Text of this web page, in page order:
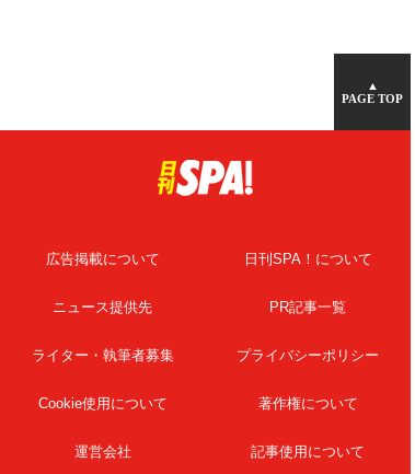
▲
PAGE TOP
広告掲載について 日刊SPA！について
ニュース提供先 PR記事一覧
ライター・執筆者募集 プライバシーポリシー
Cookie使用について 著作権について
運営会社 記事使用について